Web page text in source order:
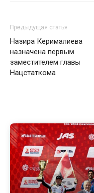
Предыдущая статья
Назира Керималиева
назначена первым
заместителем главы
Нацстаткома